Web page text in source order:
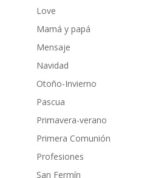
Love
Mamá y papá
Mensaje
Navidad
Otoño-Invierno
Pascua
Primavera-verano
Primera Comunión
Profesiones
San Fermín